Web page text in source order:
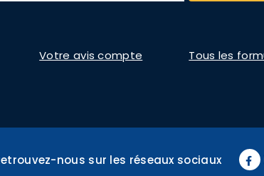
Votre avis compte Tous les
nous sur les réseaux sociaux